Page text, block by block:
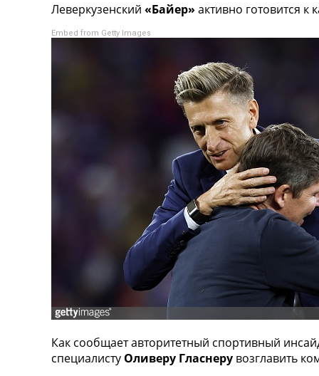
Турниры
Чемпионат Мира
Украина. Премьер-Лига
Украина. Первая Лига
Лига Чемпионов
Англия. Премьер Лига
Испания. Ла Лига
Другие Турниры >>>
Таблицы групп Чемпионата Мира
Украина. Премьер-Лига
Украина. Первая Лига
Лига Чемпионов. Таблицы групп
Англия. Премьер-Лига
Испания. Ла Лига
Все таблицы >>>
Рейтинги
Рейтинг стран УЕФА
Рейтинг клубов УЕФА
Рейтинг ФИФА
ТВ программа
RU
UA
Леверкузенский «Байер» активно готовится
Embed from Getty Images
Как сообщает авторитетный спортивный
специалисту Оливеру Гласнеру возглавить